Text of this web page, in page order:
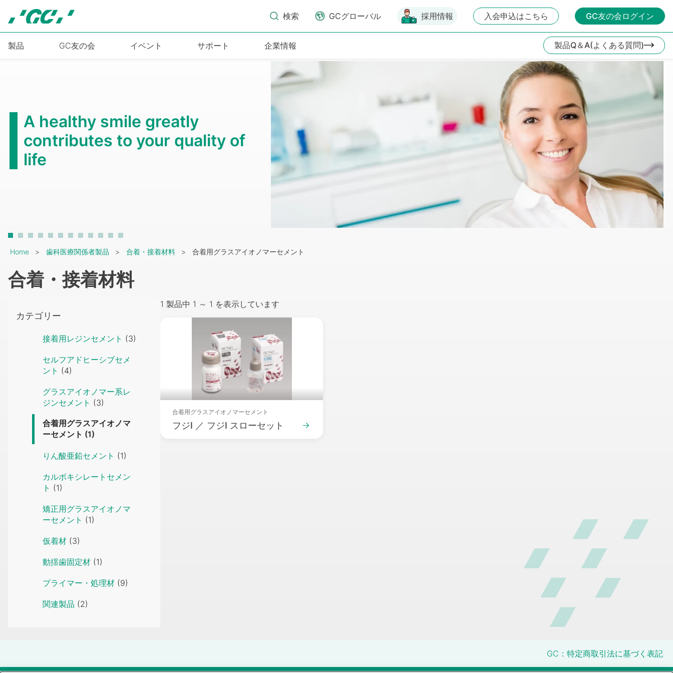
検索 GCグローバル 採用情報 入会申込はこちら GC友の会ログイン
製品 GC友の会 イベント サポート 企業情報 製品Q＆A(よくある質問)
A healthy smile greatly
contributes to your quality of
life
Breadcrumb
Home 歯科医療関係者製品 合着・接着材料 合着用グラスアイオノマーセメント
合着・接着材料
カテゴリー
接着用レジンセメント (3)
セルフアドヒーシブセメ
ント (4)
グラスアイオノマー系レ
ジンセメント (3)
合着用グラスアイオノマ
ーセメント (1)
りん酸亜鉛セメント (1)
カルボキシレートセメン
ト (1)
矯正用グラスアイオノマ
ーセメント (1)
仮着材 (3)
動揺歯固定材 (1)
プライマー・処理材 (9)
関連製品 (2)
1 製品中 1 ～ 1 を表示しています
合着用グラスアイオノマーセメント
フジⅠ ／ フジⅠ スローセット
GC：特定商取引法に基づく表記